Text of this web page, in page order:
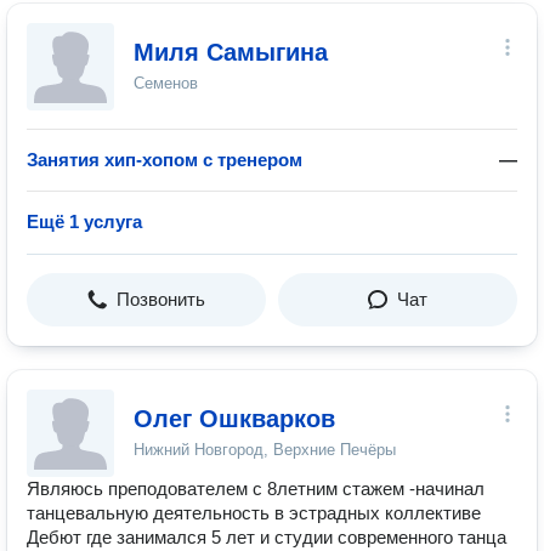
Миля Самыгина
Семенов
Занятия хип-хопом с тренером —
Ещё 1 услуга
Позвонить Чат
Олег Ошкварков
Нижний Новгород, Верхние Печёры
Являюсь преподователем с 8летним стажем -начинал
танцевальную деятельность в эстрадных коллективе
Дебют где занимался 5 лет и студии современного танца